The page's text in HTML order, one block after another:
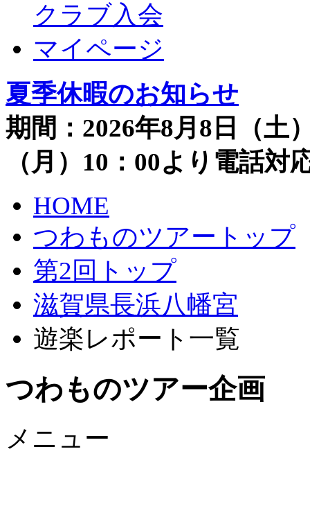
クラブ入会
マイページ
夏季休暇のお知らせ
期間：2026年8月8日（土
（月）10：00より電話
HOME
つわものツアートップ
第2回トップ
滋賀県長浜八幡宮
遊楽レポート一覧
つわものツアー企画
メニュー